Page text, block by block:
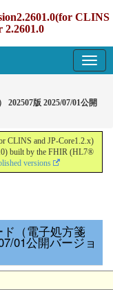
CLINS
2.2601.0
版 2025/07/01公開
CLINS and JP-Core1.2.x)
built by the FHIR (HL7®
versions
（電子処方箋
01公開バージョ